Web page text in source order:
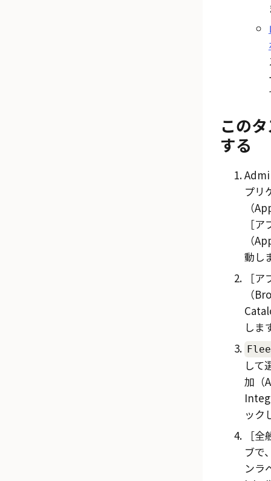
この
する
プリ
（
ア
（
動し
ア
（
しま
して
加（
ック
全
ブで
ンラ